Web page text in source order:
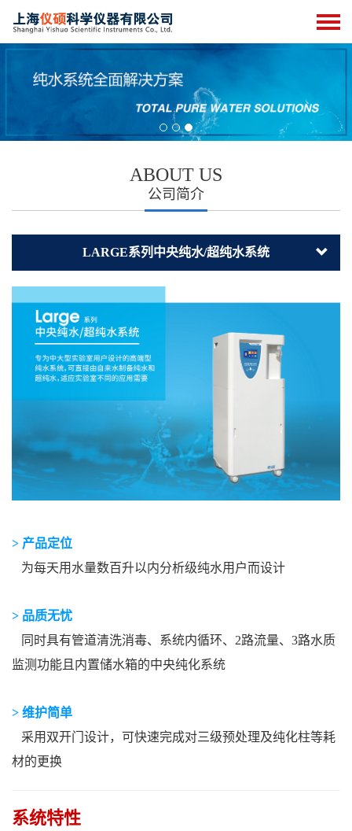
ABOUT US
公司简介
LARGE系列中央纯水/超纯水系统
> 产品定位
为每天用水量数百升以内分析级纯水用户而设计
> 品质无忧
同时具有管道清洗消毒、系统内循环、2路流量、3路水质
监测功能且内置储水箱的中央纯化系统
> 维护简单
采用双开门设计，可快速完成对三级预处理及纯化柱等耗
材的更换
系统特性